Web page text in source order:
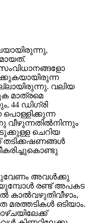
വലിയ
മാത്രമെ
44 ഡിഗ്രി
വീഴുന്നതില്‍നിന്നും
ചെറിയ
തടിക്കഷണങ്ങള്‍
അവള്‍ക്കു
രണ്ട് അപകട
കാല്‍വഴുതിവീഴാം,
മരത്തടികള്‍ ഒടിയാം.